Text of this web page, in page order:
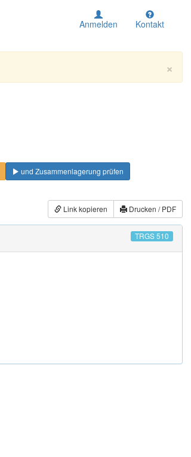
Anmelden Kontakt
×
und Zusammenlagerung prüfen
Link kopieren Drucken / PDF
TRGS 510